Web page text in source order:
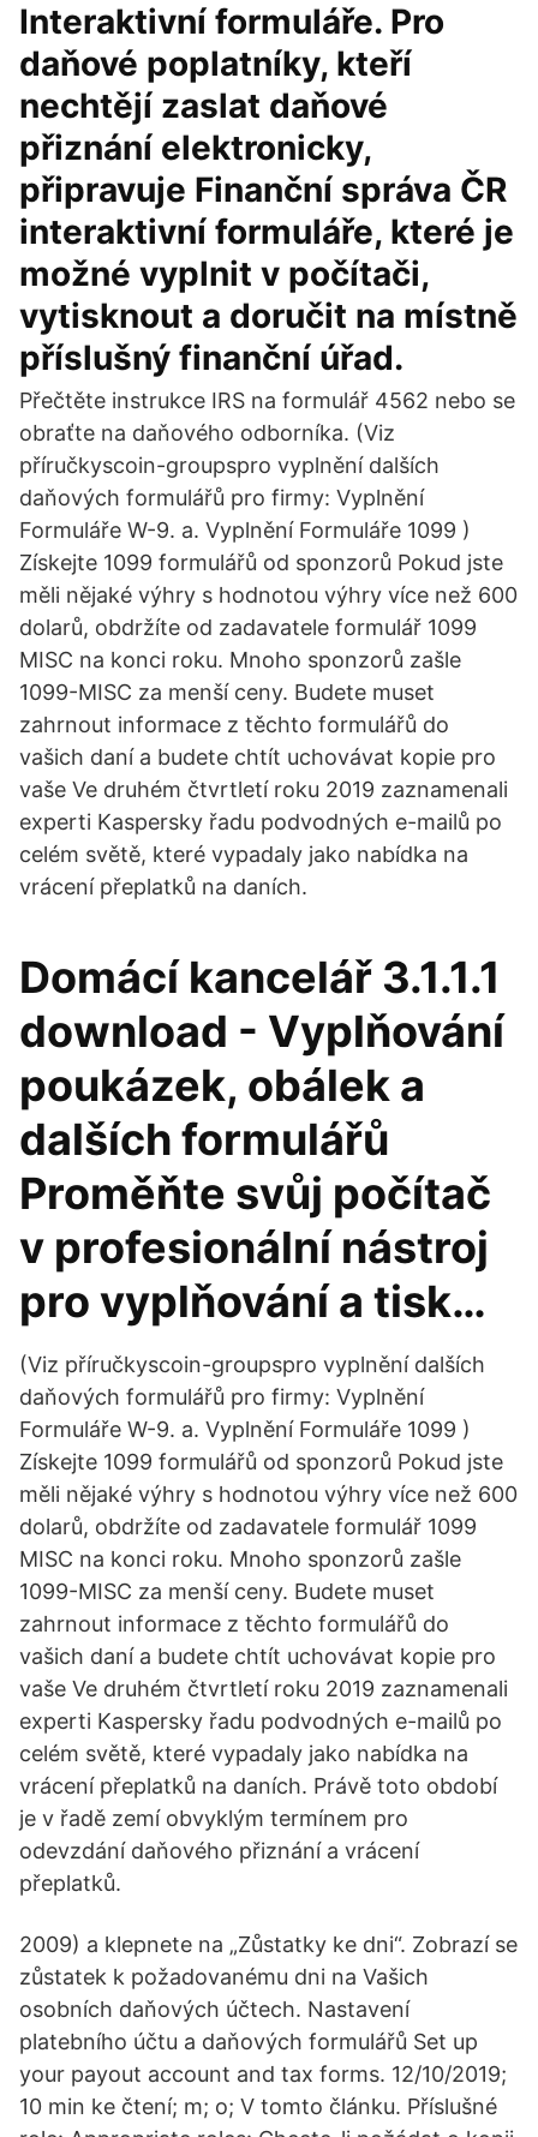
Interaktivní formuláře. Pro
daňové poplatníky, kteří
nechtějí zaslat daňové
přiznání elektronicky,
připravuje Finanční správa ČR
interaktivní formuláře, které je
možné vyplnit v počítači,
vytisknout a doručit na místně
příslušný finanční úřad.
Přečtěte instrukce IRS na formulář 4562 nebo se
obraťte na daňového odborníka. (Viz
příručkyscoin-groupspro vyplnění dalších
daňových formulářů pro firmy: Vyplnění
Formuláře W-9. a. Vyplnění Formuláře 1099 )
Získejte 1099 formulářů od sponzorů Pokud jste
měli nějaké výhry s hodnotou výhry více než 600
dolarů, obdržíte od zadavatele formulář 1099
MISC na konci roku. Mnoho sponzorů zašle
1099-MISC za menší ceny. Budete muset
zahrnout informace z těchto formulářů do
vašich daní a budete chtít uchovávat kopie pro
vaše Ve druhém čtvrtletí roku 2019 zaznamenali
experti Kaspersky řadu podvodných e-mailů po
celém světě, které vypadaly jako nabídka na
vrácení přeplatků na daních.
Domácí kancelář 3.1.1.1
download - Vyplňování
poukázek, obálek a
dalších formulářů
Proměňte svůj počítač
v profesionální nástroj
pro vyplňování a tisk…
(Viz příručkyscoin-groupspro vyplnění dalších
daňových formulářů pro firmy: Vyplnění
Formuláře W-9. a. Vyplnění Formuláře 1099 )
Získejte 1099 formulářů od sponzorů Pokud jste
měli nějaké výhry s hodnotou výhry více než 600
dolarů, obdržíte od zadavatele formulář 1099
MISC na konci roku. Mnoho sponzorů zašle
1099-MISC za menší ceny. Budete muset
zahrnout informace z těchto formulářů do
vašich daní a budete chtít uchovávat kopie pro
vaše Ve druhém čtvrtletí roku 2019 zaznamenali
experti Kaspersky řadu podvodných e-mailů po
celém světě, které vypadaly jako nabídka na
vrácení přeplatků na daních. Právě toto období
je v řadě zemí obvyklým termínem pro
odevzdání daňového přiznání a vrácení
přeplatků.
2009) a klepnete na „Zůstatky ke dni“. Zobrazí se
zůstatek k požadovanému dni na Vašich
osobních daňových účtech. Nastavení
platebního účtu a daňových formulářů Set up
your payout account and tax forms. 12/10/2019;
10 min ke čtení; m; o; V tomto článku. Příslušné